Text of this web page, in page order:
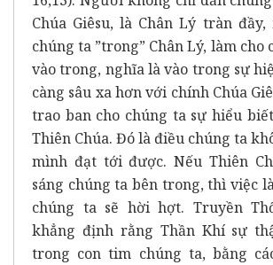
Chúa Giêsu, là Chân Lý tràn
chúng ta ”trong” Chân Lý, làm cho
vào trong, nghĩa là vào trong sự
càng sâu xa hơn với chính Chúa
trao ban cho chúng ta sự hiểu
Thiên Chúa. Đó là điều chúng ta
mình đạt tới được. Nếu Thiên
sáng chúng ta bên trong, thì việc
chúng ta sẽ hời hợt. Truyền
khẳng định rằng Thần Khí sự
trong con tim chúng ta, bằng